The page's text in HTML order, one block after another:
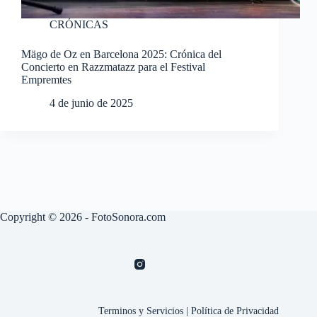
CRÓNICAS
Mägo de Oz en Barcelona 2025: Crónica del
Concierto en Razzmatazz para el Festival
Empremtes
4 de junio de 2025
Copyright © 2026 - FotoSonora.com
Terminos y Servicios |Política de Privacidad